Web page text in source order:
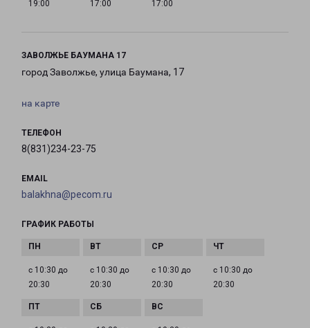
19:00
17:00
17:00
ЗАВОЛЖЬЕ БАУМАНА 17
город Заволжье, улица Баумана, 17
на карте
ТЕЛЕФОН
8(831)234-23-75
EMAIL
balakhna@pecom.ru
ГРАФИК РАБОТЫ
с 10:30 до
20:30
с 10:30 до
20:30
с 10:30 до
20:30
с 10:30 до
20:30